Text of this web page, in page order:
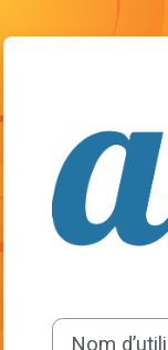
Nom d’utilisateur